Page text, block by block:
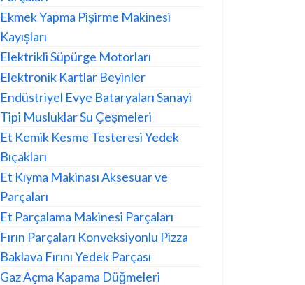
Ekmek Yapma Pişirme Makinesi
Kayışları
Elektrikli Süpürge Motorları
Elektronik Kartlar Beyinler
Endüstriyel Evye Bataryaları Sanayi
Tipi Musluklar Su Çeşmeleri
Et Kemik Kesme Testeresi Yedek
Bıçakları
Et Kıyma Makinası Aksesuar ve
Parçaları
Et Parçalama Makinesi Parçaları
Fırın Parçaları Konveksiyonlu Pizza
Baklava Fırını Yedek Parçası
Gaz Açma Kapama Düğmeleri